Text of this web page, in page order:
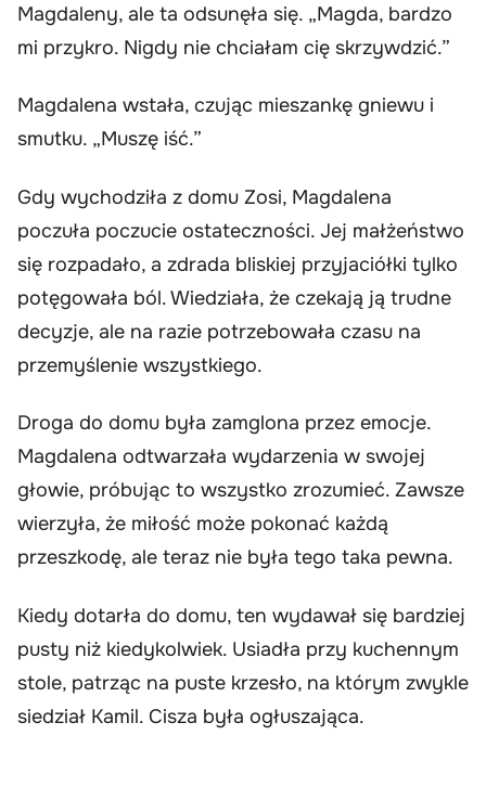
Magdaleny, ale ta odsunęła się. „Magda, bardzo
mi przykro. Nigdy nie chciałam cię skrzywdzić.”
Magdalena wstała, czując mieszankę gniewu i
smutku. „Muszę iść.”
Gdy wychodziła z domu Zosi, Magdalena
poczuła poczucie ostateczności. Jej małżeństwo
się rozpadało, a zdrada bliskiej przyjaciółki tylko
potęgowała ból. Wiedziała, że czekają ją trudne
decyzje, ale na razie potrzebowała czasu na
przemyślenie wszystkiego.
Droga do domu była zamglona przez emocje.
Magdalena odtwarzała wydarzenia w swojej
głowie, próbując to wszystko zrozumieć. Zawsze
wierzyła, że miłość może pokonać każdą
przeszkodę, ale teraz nie była tego taka pewna.
Kiedy dotarła do domu, ten wydawał się bardziej
pusty niż kiedykolwiek. Usiadła przy kuchennym
stole, patrząc na puste krzesło, na którym zwykle
siedział Kamil. Cisza była ogłuszająca.